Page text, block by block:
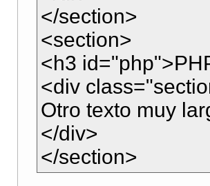
</section>
<section>
<h3
<div
Otro texto muy
</div>
</section>